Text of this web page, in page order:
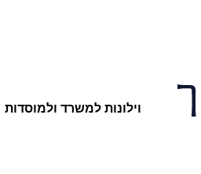
וילונות למשרד ולמוסדות